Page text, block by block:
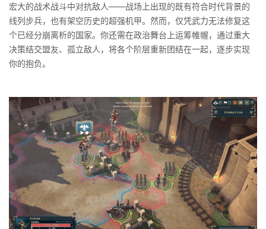
宏大的战术战斗中对抗敌人——战场上出现的既有符合时代背景的
线列步兵，也有架空历史的超强机甲。然而，仅凭武力无法修复这
个已经分崩离析的国家。你还需在政治舞台上运筹帷幄，通过重大
决策结交盟友、孤立敌人，将各个阶层重新团结在一起，逐步实现
你的抱负。